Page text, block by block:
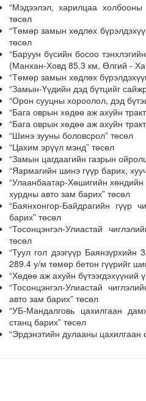
“Мэдээлэл, харилцаа холбооны
төсөл
“Төмөр замын хөдлөх
төсөл
“Баруун бүсийн босоо
(Манхан-Ховд 85.3 км, Өлгий -
“Төмөр замын хөдлөх
“Замын-Үүдийн дэд бүтцийг
“Орон сууцны хороолол, дэд
“Бага оврын хөдөө аж ахуйн
“Бага оврын хөдөө аж ахуйн
“Шинэ зууны боловсрол” төсөл
“Цахим эрүүл мэнд” төсөл
“Замын цагдаагийн газрын
“Яармагийн шинэ гүүр барих,
“Улаанбаатар-Хөшигийн
хурдны авто зам барих” төсөл
“Баянхонгор-Байдрагийн гүүр
барих” төсөл
“Тосонцэнгэл-Улиастай
төсөл
“Туул гол дээгүүр
289.4 у/м төмөр бетон гүүрийг
“Хөдөө аж ахуйн бүтээгдэхүүний
“Тосонцэнгэл-Улиастай
авто зам барих” төсөл
“УБ-Мандалговь цахилгаан
станц барих” төсөл
“Эрдэнэтийн дулааны цахилгаан